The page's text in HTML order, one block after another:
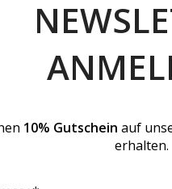
Lieferanten. Unsere
Events oder
10% Gutschein auf
erhalten.